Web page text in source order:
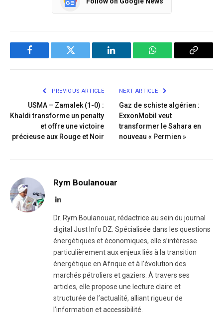
Facebook Twitter LinkedIn WhatsApp Copy
PREVIOUS ARTICLE
USMA – Zamalek (1-0) :
Khaldi transforme un penalty
et offre une victoire
précieuse aux Rouge et Noir
NEXT ARTICLE
Gaz de schiste algérien :
ExxonMobil veut
transformer le Sahara en
nouveau « Permien »
Rym Boulanouar
LinkedIn
Dr. Rym Boulanouar, rédactrice au sein du journal
digital Just Info DZ. Spécialisée dans les questions
énergétiques et économiques, elle s’intéresse
particulièrement aux enjeux liés à la transition
énergétique en Afrique et à l’évolution des
marchés pétroliers et gaziers. À travers ses
articles, elle propose une lecture claire et
structurée de l’actualité, alliant rigueur de
l’information et accessibilité.